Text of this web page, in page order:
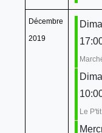
Décembre
2019
Le